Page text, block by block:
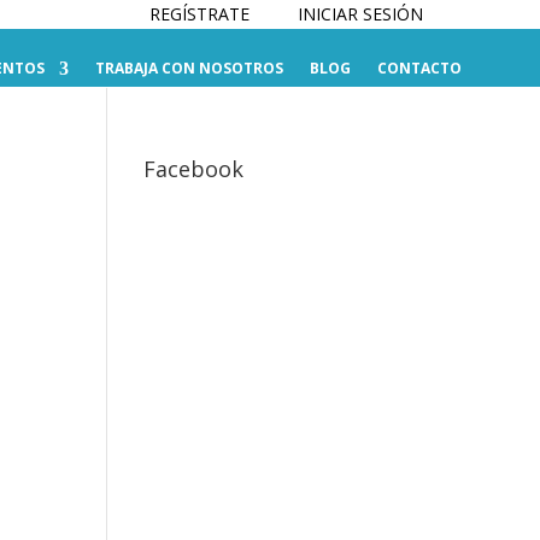
REGÍSTRATE INICIAR SESIÓN
TRABAJA CON NOSOTROS BLOG CONTACTO
Facebook